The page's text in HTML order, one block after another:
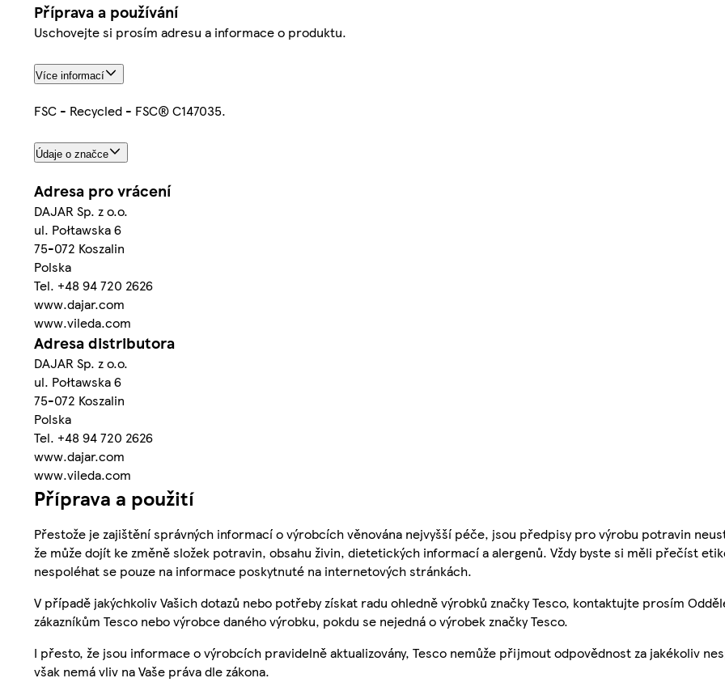
Příprava a používání
Uschovejte si prosím adresu a informace o produktu.
Více informací
FSC - Recycled - FSC® C147035.
Údaje o značce
Adresa pro vrácení
DAJAR Sp. z o.o.
ul. Połtawska 6
75-072 Koszalin
Polska
Tel. +48 94 720 2626
www.dajar.com
www.vileda.com
Adresa distributora
DAJAR Sp. z o.o.
ul. Połtawska 6
75-072 Koszalin
Polska
Tel. +48 94 720 2626
www.dajar.com
www.vileda.com
Příprava a použití
Přestože je zajištění správných informací o výrobcích věnována nejvyšší péče, jsou předpisy pro výrobu potravin
že může dojít ke změně složek potravin, obsahu živin, dietetických informací a alergenů. Vždy byste si měli přečíst
nespoléhat se pouze na informace poskytnuté na internetových stránkách.
V případě jakýchkoliv Vašich dotazů nebo potřeby získat radu ohledně výrobků značky Tesco, kontaktujte prosím
zákazníkům Tesco nebo výrobce daného výrobku, pokdu se nejedná o výrobek značky Tesco.
I přesto, že jsou informace o výrobcích pravidelně aktualizovány, Tesco nemůže přijmout odpovědnost za jakékoliv
však nemá vliv na Vaše práva dle zákona.